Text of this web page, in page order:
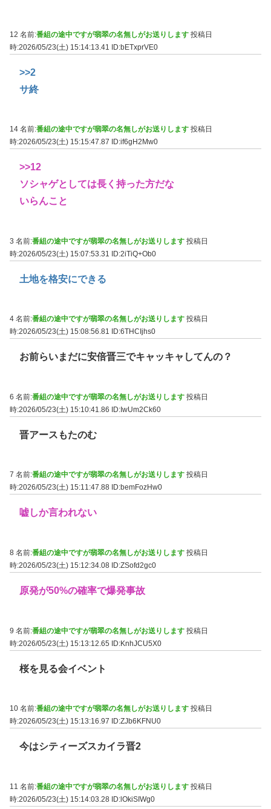
12 名前:番組の途中ですが翡翠の名無しがお送りします 投稿日
時:2026/05/23(土) 15:14:13.41 ID:bETxprVE0
>>2
サ終
14 名前:番組の途中ですが翡翠の名無しがお送りします 投稿日
時:2026/05/23(土) 15:15:47.87
ID:if6gH2Mw0
>>12
ソシャゲとしては長く持った方だな
いらんこと
3 名前:番組の途中ですが翡翠の名無しがお送りします 投稿日
時:2026/05/23(土) 15:07:53.31 ID:2iTiQ+Ob0
土地を格安にできる
4 名前:番組の途中ですが翡翠の名無しがお送りします 投稿日
時:2026/05/23(土) 15:08:56.81
ID:6THCIjhs0
お前らいまだに安倍晋三でキャッキャしてんの？
6 名前:番組の途中ですが翡翠の名無しがお送りします 投稿日
時:2026/05/23(土) 15:10:41.86 ID:IwUm2Ck60
晋アースもたのむ
7 名前:番組の途中ですが翡翠の名無しがお送りします 投稿日
時:2026/05/23(土) 15:11:47.88 ID:bemFozHw0
嘘しか言われない
8 名前:番組の途中ですが翡翠の名無しがお送りします 投稿日
時:2026/05/23(土) 15:12:34.08 ID:ZSofd2gc0
原発が50%の確率で爆発事故
9 名前:番組の途中ですが翡翠の名無しがお送りします 投稿日
時:2026/05/23(土) 15:13:12.65 ID:KnhJCU5X0
桜を見る会イベント
10 名前:番組の途中ですが翡翠の名無しがお送りします 投稿日
時:2026/05/23(土) 15:13:16.97
ID:ZJb6KFNU0
今はシティーズスカイラ晋2
11 名前:番組の途中ですが翡翠の名無しがお送りします 投稿日
時:2026/05/23(土) 15:14:03.28 ID:lOkiSIWg0